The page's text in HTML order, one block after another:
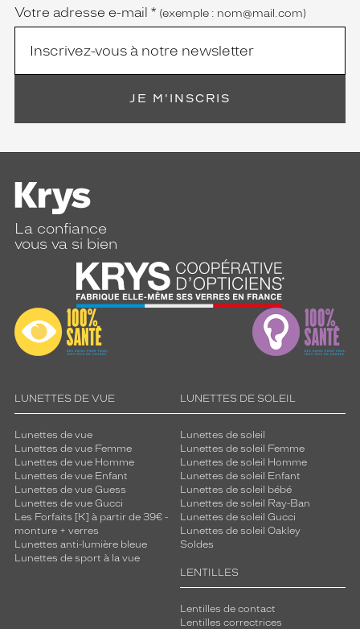
Votre adresse e-mail * (exemple : nom@mail.com)
JE M'INSCRIS
La confiance
vous va si bien
LUNETTES DE VUE
Lunettes de vue
Lunettes de vue Femme
Lunettes de vue Homme
Lunettes de vue Enfant
Lunettes de vue Guess
Lunettes de vue Gucci
Les Forfaits [K] à partir de 39€ -
monture + verres
Lunettes anti-lumière bleue
Lunettes de sport à la vue
LUNETTES DE SOLEIL
Lunettes de soleil
Lunettes de soleil Femme
Lunettes de soleil Homme
Lunettes de soleil Enfant
Lunettes de soleil bébé
Lunettes de soleil Ray-Ban
Lunettes de soleil Gucci
Lunettes de soleil Oakley
Soldes
LENTILLES
Lentilles de contact
Lentilles correctrices